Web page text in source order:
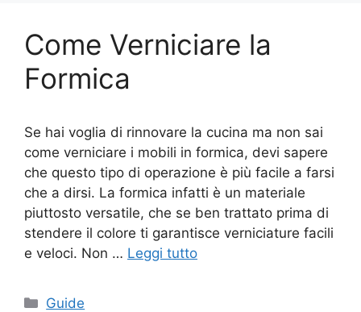
Come Verniciare la
Formica
Se hai voglia di rinnovare la cucina ma non sai
come verniciare i mobili in formica, devi sapere
che questo tipo di operazione è più facile a farsi
che a dirsi. La formica infatti è un materiale
piuttosto versatile, che se ben trattato prima di
stendere il colore ti garantisce verniciature facili
e veloci. Non … Leggi tutto
Categorie
Guide